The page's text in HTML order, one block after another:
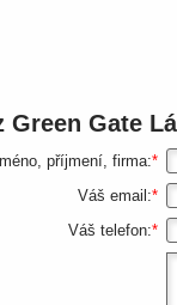
Green Gate
příjmení, firma:*
Váš email:*
Váš telefon:*